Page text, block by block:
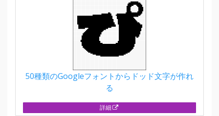
50種類のGoogleフォントからドッド文字が作れ
る
詳細